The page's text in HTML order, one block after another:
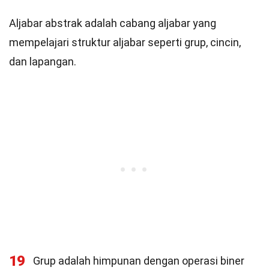
Aljabar abstrak adalah cabang aljabar yang
mempelajari struktur aljabar seperti grup, cincin,
dan lapangan.
19
Grup adalah himpunan dengan operasi biner